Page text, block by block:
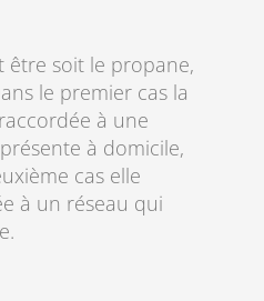
être soit le propane,
le premier cas la
à une
à domicile,
cas elle
à un réseau qui